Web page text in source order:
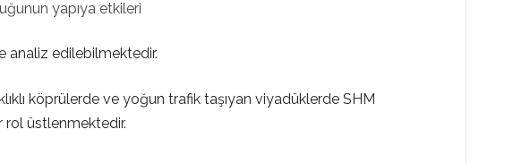
yapıya etkileri
analiz edilebilmektedir.
köprülerde ve yoğun trafik taşıyan viyadüklerde SHM
rol üstlenmektedir.